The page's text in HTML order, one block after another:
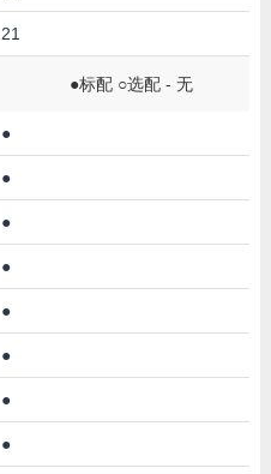
21
●标配 ○选配 - 无
●
●
●
●
●
●
●
●